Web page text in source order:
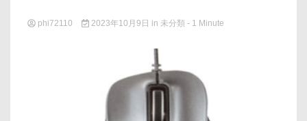
phi72110 2023年10月9日 in 未分類 - 1 Minute